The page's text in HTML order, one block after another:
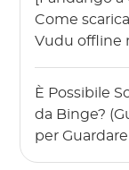
Come
Vudu offline
È Possibile
da Binge?
per